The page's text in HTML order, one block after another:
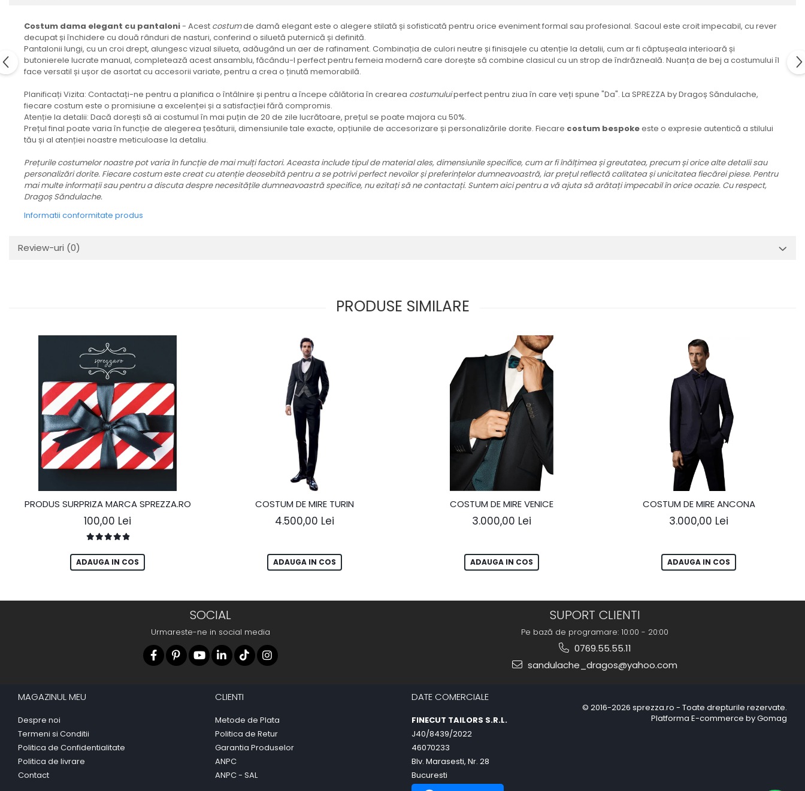
Costum dama elegant cu pantaloni- Acest costumde damă elegant este o alegere stilată și sofisticată pentru orice eveniment formal sau profesional. Sacoul este croit impecabil, cu rever
decupat și închidere cu două rânduri de nasturi, conferind o siluetă puternică și definită.
Pantalonii lungi, cu un croi drept, alungesc vizual silueta, adăugând un aer de rafinament. Combinația de culori neutre și finisajele cu atenție la detalii, cum ar fi căptușeala interioară și
butonierele lucrate manual, completează acest ansamblu, făcându-l perfect pentru femeia modernă care dorește să combine clasicul cu un strop de îndrăzneală. Nuanța de bej a costumului îl
face versatil și ușor de asortat cu accesorii variate, pentru a crea o ținută memorabilă.
Planificați Vizita: Contactați-ne pentru a planifica o întâlnire și pentru a începe călătoria în crearea costumuluiperfect pentru ziua în care veți spune "Da". La SPREZZA by Dragoș Săndulache,
fiecare costum este o promisiune a excelenței și a satisfacției fără compromis.
Atenție la detalii: Dacă dorești să ai costumul în mai puțin de 20 de zile lucrătoare, prețul se poate majora cu 50%.
Prețul final poate varia în funcție de alegerea țesăturii, dimensiunile tale exacte, opțiunile de accesorizare și personalizările dorite. Fiecare costum bespokeeste o expresie autentică a stilului
tău și al atenției noastre meticuloase la detaliu.
Prețurile costumelor noastre pot varia în funcție de mai mulți factori. Aceasta include tipul de material ales, dimensiunile specifice, cum ar fi înălțimea și greutatea, precum și orice alte detalii sau
personalizări dorite. Fiecare costum este creat cu atenție deosebită pentru a se potrivi perfect nevoilor și preferințelor dumneavoastră, iar prețul reflectă calitatea și unicitatea fiecărei piese. Pentru
mai multe informații sau pentru a discuta despre necesitățile dumneavoastră specifice, nu ezitați să ne contactați. Suntem aici pentru a vă ajuta să arătați impecabil în orice ocazie. Cu respect,
Dragoș Săndulache.
Informatii conformitate produs
Review-uri (0)
PRODUSE SIMILARE
PRODUS SURPRIZA MARCA SPREZZA.RO
100,00 Lei
ADAUGA IN COS
COSTUM DE MIRE TURIN
4.500,00 Lei
ADAUGA IN COS
COSTUM DE MIRE VENICE
3.000,00 Lei
ADAUGA IN COS
COSTUM DE MIRE ANCONA
3.000,00 Lei
ADAUGA IN COS
SOCIAL
Urmareste-ne in social media
SUPORT CLIENTI
Pe bază de programare: 10:00 - 20:00
0769.55.55.11
sandulache_dragos@yahoo.com
MAGAZINUL MEU
Despre noi
Termeni si Conditii
Politica de Confidentialitate
Politica de livrare
Contact
CLIENTI
Metode de Plata
Politica de Retur
Garantia Produselor
ANPC
ANPC - SAL
DATE COMERCIALE
FINECUT TAILORS S.R.L.
J40/8439/2022
46070233
Blv. Marasesti, Nr. 28
Bucuresti
© 2016-2026 sprezza.ro - Toate drepturile rezervate.
Platforma E-commerce by Gomag